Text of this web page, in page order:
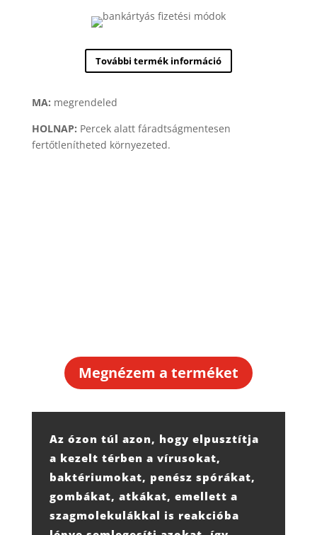
További termék információ
MA: megrendeled
HOLNAP: Percek alatt fáradtságmentesen
fertőtlenítheted környezeted.
Megnézem a terméket
Az ózon túl azon, hogy elpusztítja
a kezelt térben a vírusokat,
baktériumokat, penész spórákat,
gombákat, atkákat, emellett a
szagmolekulákkal is reakcióba